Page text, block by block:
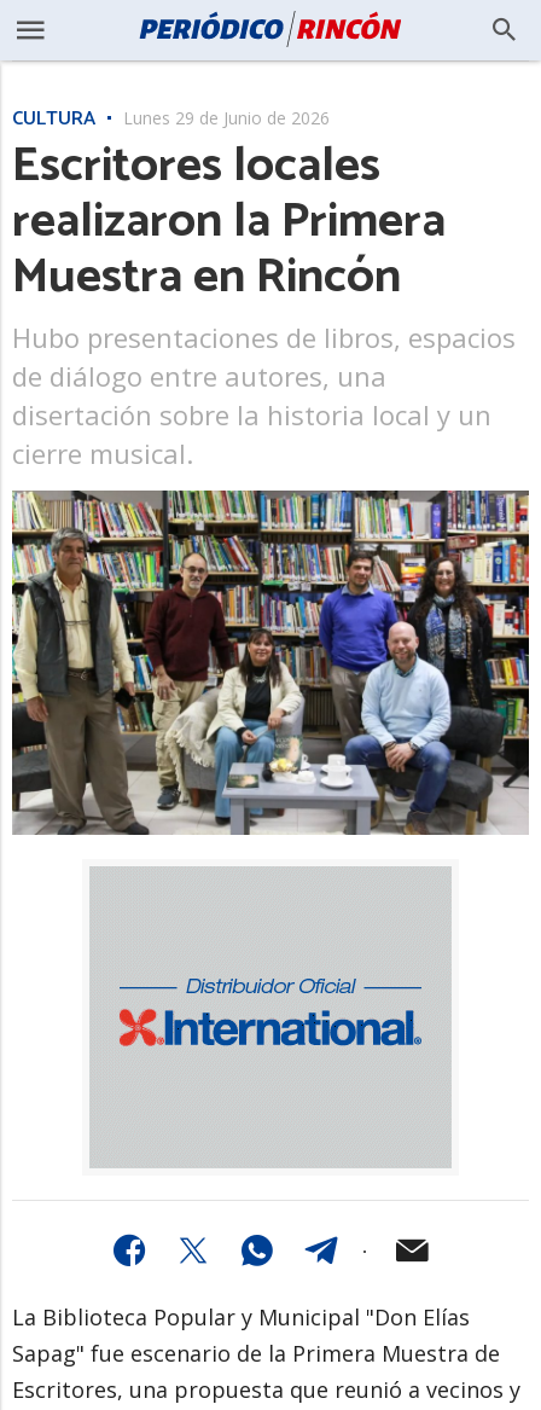
CULTURA Lunes 29 de Junio de 2026
Escritores locales
realizaron la Primera
Muestra en Rincón
Hubo presentaciones de libros, espacios
de diálogo entre autores, una
disertación sobre la historia local y un
cierre musical.
La Biblioteca Popular y Municipal "Don Elías
Sapag" fue escenario de la Primera Muestra de
Escritores, una propuesta que reunió a vecinos y